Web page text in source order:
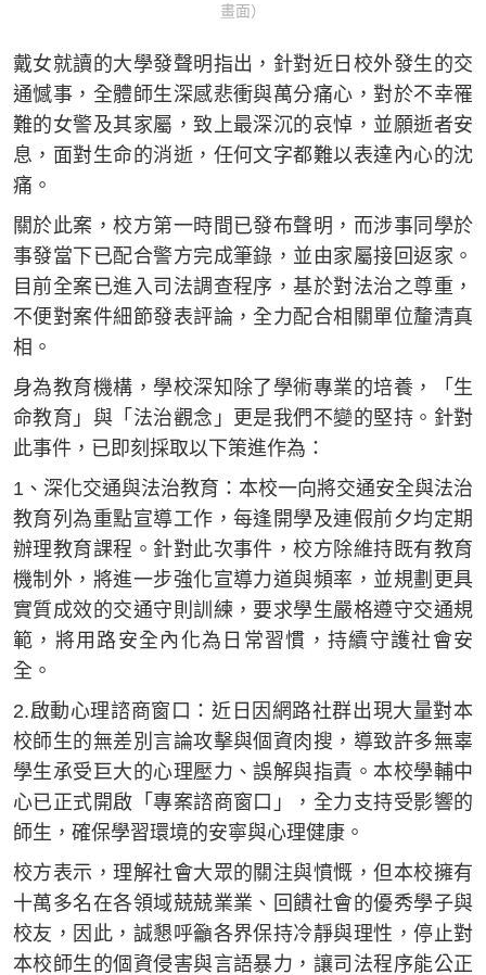
畫面）
戴女就讀的大學發聲明指出，針對近日校外發生的交
通憾事，全體師生深感悲衝與萬分痛心，對於不幸罹
難的女警及其家屬，致上最深沉的哀悼，並願逝者安
息，面對生命的消逝，任何文字都難以表達內心的沈
痛。
關於此案，校方第一時間已發布聲明，而涉事同學於
事發當下已配合警方完成筆錄，並由家屬接回返家。
目前全案已進入司法調查程序，基於對法治之尊重，
不便對案件細節發表評論，全力配合相關單位釐清真
相。
身為教育機構，學校深知除了學術專業的培養，「生
命教育」與「法治觀念」更是我們不變的堅持。針對
此事件，已即刻採取以下策進作為：
1、深化交通與法治教育：本校一向將交通安全與法治
教育列為重點宣導工作，每逢開學及連假前夕均定期
辦理教育課程。針對此次事件，校方除維持既有教育
機制外，將進一步強化宣導力道與頻率，並規劃更具
實質成效的交通守則訓練，要求學生嚴格遵守交通規
範，將用路安全內化為日常習慣，持續守護社會安
全。
2.啟動心理諮商窗口：近日因網路社群出現大量對本
校師生的無差別言論攻擊與個資肉搜，導致許多無辜
學生承受巨大的心理壓力、誤解與指責。本校學輔中
心已正式開啟「專案諮商窗口」，全力支持受影響的
師生，確保學習環境的安寧與心理健康。
校方表示，理解社會大眾的關注與憤慨，但本校擁有
十萬多名在各領域兢兢業業、回饋社會的優秀學子與
校友，因此，誠懇呼籲各界保持冷靜與理性，停止對
本校師生的個資侵害與言語暴力，讓司法程序能公正